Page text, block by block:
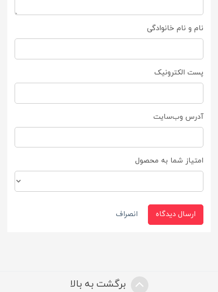
نام و نام خانوادگی
پست الکترونیک
آدرس وب‌سایت
امتیاز شما به محصول
ارسال دیدگاه انصراف
برگشت به بالا